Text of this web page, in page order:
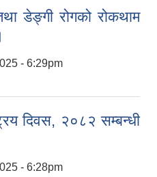
डेङ्गी रोगको रोकथाम
- 6:29pm
दिवस, २०८२ सम्बन्धी
- 6:28pm